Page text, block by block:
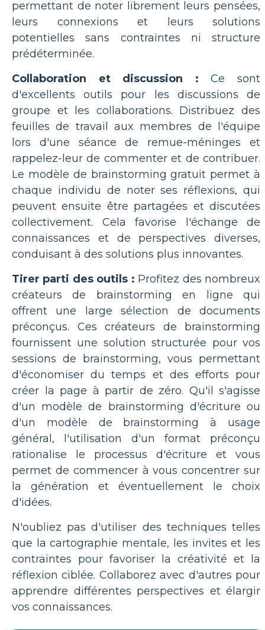
permettant de noter librement leurs pensées,
leurs connexions et leurs solutions
potentielles sans contraintes ni structure
prédéterminée.
Collaboration et discussion : Ce sont
d'excellents outils pour les discussions de
groupe et les collaborations. Distribuez des
feuilles de travail aux membres de l'équipe
lors d'une séance de remue-méninges et
rappelez-leur de commenter et de contribuer.
Le modèle de brainstorming gratuit permet à
chaque individu de noter ses réflexions, qui
peuvent ensuite être partagées et discutées
collectivement. Cela favorise l'échange de
connaissances et de perspectives diverses,
conduisant à des solutions plus innovantes.
Tirer parti des outils : Profitez des nombreux
créateurs de brainstorming en ligne qui
offrent une large sélection de documents
préconçus. Ces créateurs de brainstorming
fournissent une solution structurée pour vos
sessions de brainstorming, vous permettant
d'économiser du temps et des efforts pour
créer la page à partir de zéro. Qu'il s'agisse
d'un modèle de brainstorming d'écriture ou
d'un modèle de brainstorming à usage
général, l'utilisation d'un format préconçu
rationalise le processus d'écriture et vous
permet de commencer à vous concentrer sur
la génération et éventuellement le choix
d'idées.
N'oubliez pas d'utiliser des techniques telles
que la cartographie mentale, les invites et les
contraintes pour favoriser la créativité et la
réflexion ciblée. Collaborez avec d'autres pour
apprendre différentes perspectives et élargir
vos connaissances.